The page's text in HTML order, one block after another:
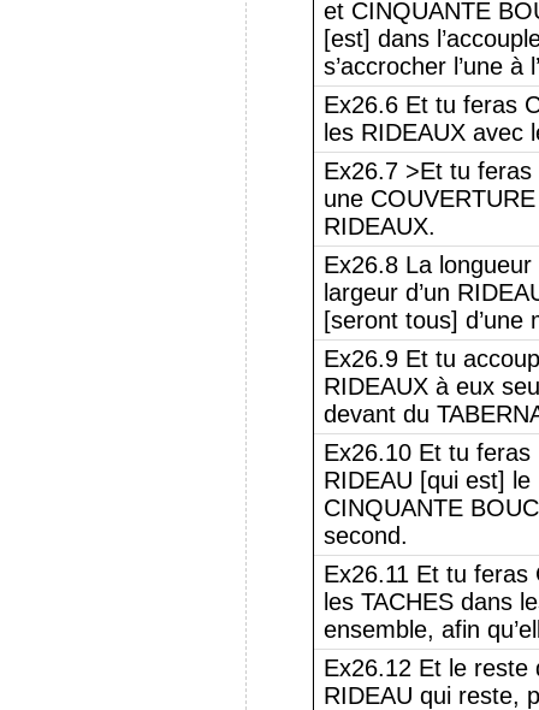
et CINQUANTE
[est] dans
s’accrocher l’une à
Ex26.6 Et tu feras
les RIDEAUX avec
Ex26.7 >Et tu
une
RIDEAUX.
Ex26.8 La
largeur d’un
[seront tous] d’une
Ex26.9 Et tu
RIDEAUX à eux
devant du
Ex26.10 Et tu feras
RIDEAU [qui est] le
CINQUANTE
second.
Ex26.11 Et tu feras
les TACHES dans
ensemble, afin
Ex26.12 Et le reste
RIDEAU qui reste,